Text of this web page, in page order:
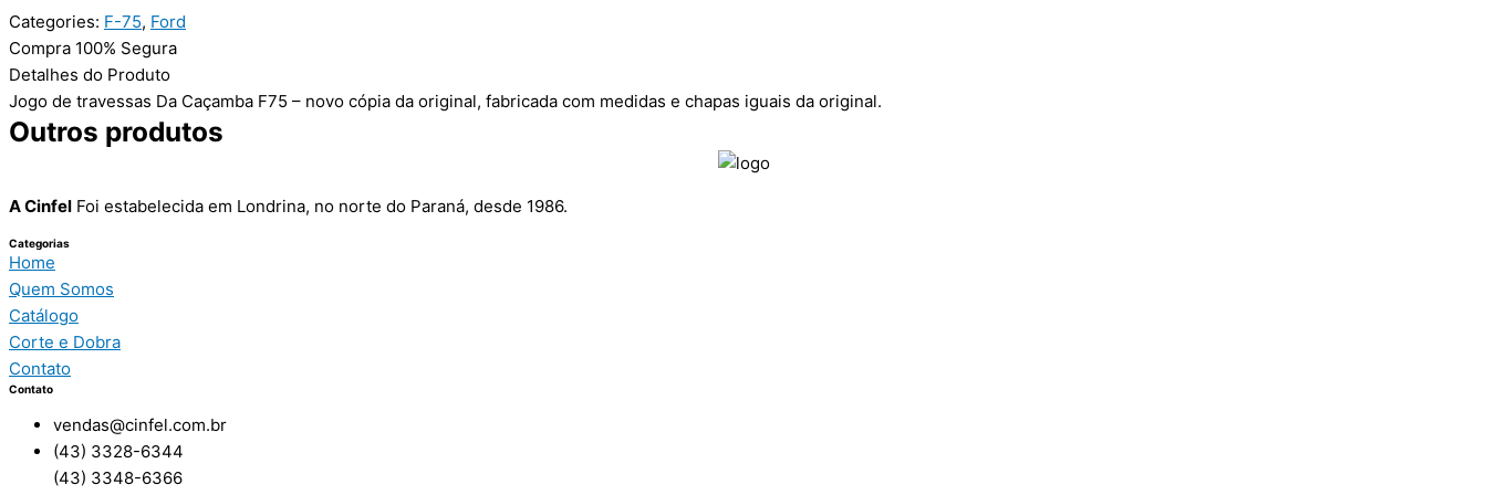
Categories: F-75, Ford
Compra 100% Segura
Detalhes do Produto
Jogo de travessas Da Caçamba F75 – novo cópia da original, fabricada com medidas e chapas iguais da original.
Outros produtos
A Cinfel Foi estabelecida em Londrina, no norte do Paraná, desde 1986.
Categorias
Home
Quem Somos
Catálogo
Corte e Dobra
Contato
Contato
vendas@cinfel.com.br
(43) 3328-6344
(43) 3348-6366